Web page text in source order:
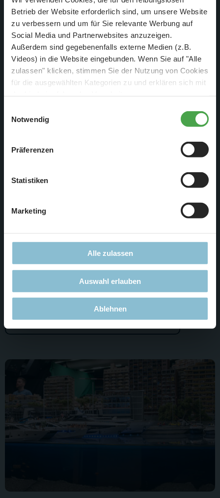
Betrieb der Website erforderlich sind, um unsere Website
zu verbessern und um für Sie relevante Werbung auf
Social Media und Partnerwebsites anzuzeigen.
Außerdem sind gegebenenfalls externe Medien (z.B.
Videos) in die Website eingebunden. Wenn Sie auf "Alle
zulassen" klicken, stimmen Sie der Nutzung von Cookies
für die ausgewählten Kategorien zu und erklären sich mit
diese Einstellungen jederzeit über die Schaltfläche
zustimmen, beschränken wir uns auf die technisch
notwendigen Cookies. Weitere Informationen finden Sie in
Notwendig
Präferenzen
Statistiken
Marketing
Alle zulassen
Auswahl erlauben
Ablehnen
Auf der Brücke werden die Oberleitungen repariert. Dafür hat
sich Milka Beleuchtung mitgebracht, um die feinen
Leitungen auch perfekt anzubringen – was auf der Brücke
gar nicht so leicht ist.
Filmaufnahmen in Monaco. Damit es auch nächste Woche
wieder mit dem Video klappt.
Gestern hat es natürlich auch mit dem Video geklappt. Das
könnt ihr euch auf YouTube angucken:
Wunderland-Update #28 angucken!